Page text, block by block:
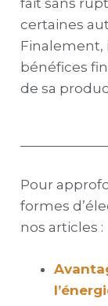
fait sans
certaines
Finalement,
bénéfices
de sa
Pour
formes
nos articles :